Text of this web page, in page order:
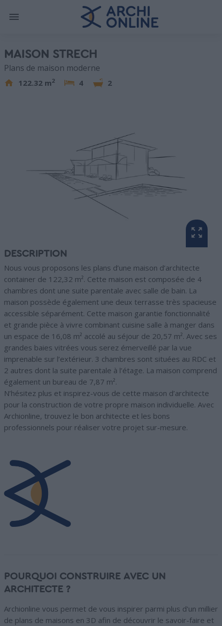
MAISON STRECH
Plans de maison moderne
122.32 m2 4 2
DESCRIPTION
Nous vous proposons les plans d’une maison d’architecte
container de 122,32 m². Cette maison est composée de 4
chambres dont une suite parentale avec salle de bain. La
maison possède également une deux terrasse très spacieuse
accessible séparément. Cette maison garantie fonctionnalité
et grande pièce à vivre combinant cuisine salle à manger dans
un espace de 16,08 m² accolé au séjour de 20,57 m². Avec ses
grandes baies vitrées vous serez émerveillé par la vue
imprenable sur l’extérieur. 3 chambres sont situées au RDC et
2 autres dont la suite parentale à l’étage. La maison comprend
également un bureau de 7,87 m².
N’hésitez plus et inspirez-vous de cette maison d’architecte
pour la construction de votre propre maison individuelle. Avec
Archionline, trouvez le bon architecte et les bons
professionnels pour réaliser votre projet sur-mesure.
POURQUOI CONSTRUIRE AVEC UN
ARCHITECTE ?
Archionline vous permet de vous inspirer parmi plus d'un millier
de plans de maisons en 3D afin de découvrir le savoir-faire et